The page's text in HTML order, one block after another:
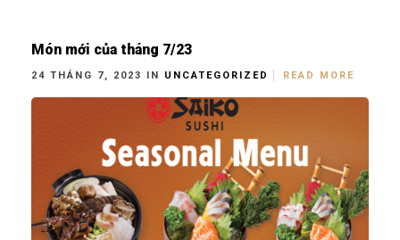
Món mới của tháng 7/23
24 THÁNG 7, 2023 IN UNCATEGORIZED READ MORE